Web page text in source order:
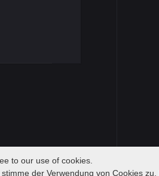
to our use of cookies.
der Verwendung von Cookies zu.